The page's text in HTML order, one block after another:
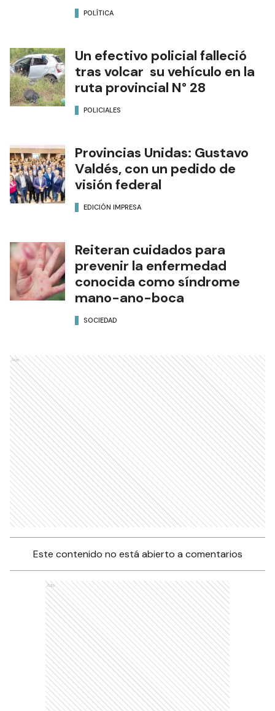
POLÍTICA
Un efectivo policial falleció
tras volcar su vehículo en la
ruta provincial N° 28
POLICIALES
Provincias Unidas: Gustavo
Valdés, con un pedido de
visión federal
EDICIÓN IMPRESA
Reiteran cuidados para
prevenir la enfermedad
conocida como síndrome
mano-ano-boca
SOCIEDAD
Ads
Este contenido no está abierto a comentarios
Ads